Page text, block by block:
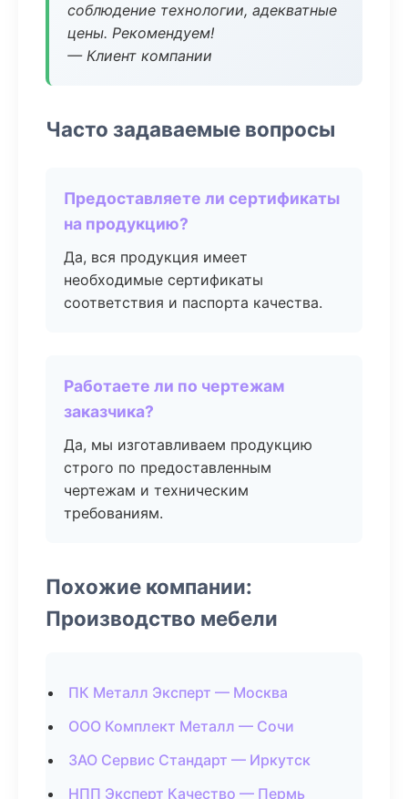
соблюдение технологии, адекватные
цены. Рекомендуем!
— Клиент компании
Часто задаваемые вопросы
Предоставляете ли сертификаты
на продукцию?
Да, вся продукция имеет
необходимые сертификаты
соответствия и паспорта качества.
Работаете ли по чертежам
заказчика?
Да, мы изготавливаем продукцию
строго по предоставленным
чертежам и техническим
требованиям.
Похожие компании:
Производство мебели
ПК Металл Эксперт — Москва
ООО Комплект Металл — Сочи
ЗАО Сервис Стандарт — Иркутск
НПП Эксперт Качество — Пермь